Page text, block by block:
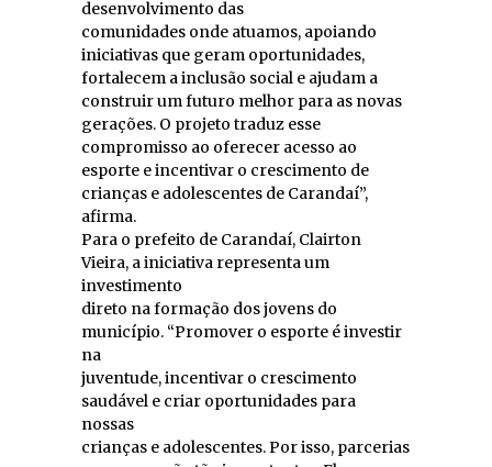
desenvolvimento das
comunidades onde atuamos, apoiando
iniciativas que geram oportunidades,
fortalecem a inclusão social e ajudam a
construir um futuro melhor para as novas
gerações. O projeto traduz esse
compromisso ao oferecer acesso ao
esporte e incentivar o crescimento de
crianças e adolescentes de Carandaí”,
afirma.
Para o prefeito de Carandaí, Clairton
Vieira, a iniciativa representa um
investimento
direto na formação dos jovens do
município. “Promover o esporte é investir
na
juventude, incentivar o crescimento
saudável e criar oportunidades para
nossas
crianças e adolescentes. Por isso, parcerias